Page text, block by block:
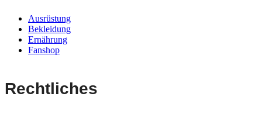
Ausrüstung
Bekleidung
Ernährung
Fanshop
Rechtliches